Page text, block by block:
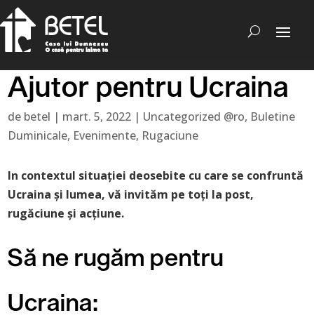
Ajutor pentru Ucraina
de betel | mart. 5, 2022 | Uncategorized @ro, Buletine
Duminicale, Evenimente, Rugaciune
In contextul situației deosebite cu care se confruntă
Ucraina și lumea, vă invităm pe toți la post,
rugăciune și acțiune.
Să ne rugăm pentru
Ucraina: